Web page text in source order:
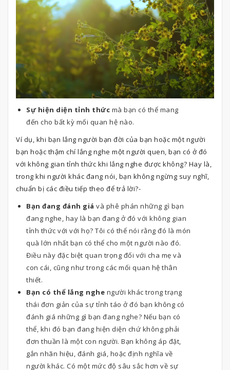
Sự hiện diện tỉnh thức mà bạn có thể mang
đến cho bất kỳ mối quan hệ nào.
Ví dụ, khi bạn lắng người bạn đời của bạn hoặc một người
bạn hoặc thậm chí lắng nghe một người quen, bạn có ở đó
với không gian tỉnh thức khi lắng nghe được không? Hay là,
trong khi người khác đang nói, bạn không ngừng suy nghĩ,
chuẩn bị các điều tiếp theo để trả lời?-
Bạn đang đánh giá và phê phán những gì bạn
đang nghe, hay là bạn đang ở đó với không gian
tỉnh thức với với họ? Tôi có thể nói rằng đó là món
quà lớn nhất bạn có thể cho một người nào đó.
Điều này đặc biệt quan trọng đối với cha mẹ và
con cái, cũng như trong các mối quan hệ thân
thiết.
Bạn có thể lắng nghe người khác trong trạng
thái đơn giản của sự tỉnh táo ở đó bạn không có
đánh giá những gì bạn đang nghe? Nếu bạn có
thể, khi đó bạn đang hiện diện chứ không phải
đơn thuần là một con người. Bạn không áp đặt,
gắn nhãn hiệu, đánh giá, hoặc định nghĩa về
người khác. Có một mức độ sâu sắc hơn về sự